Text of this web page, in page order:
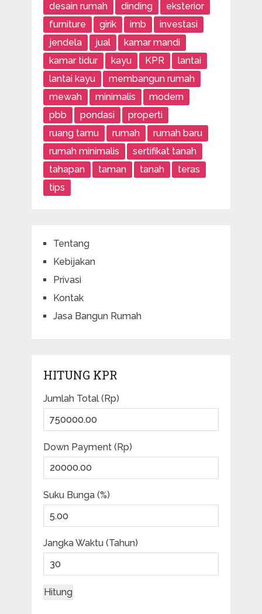
desain rumah
dinding
eksterior
furniture
girik imb
investasi
jendela
jual
kamar mandi
kamar tidur
kayu KPR
lantai
lantai kayu
membangun rumah
mewah
minimalis
modern
pbb
pondasi
properti
ruang tamu
rumah
rumah baru
rumah minimalis
sertifikat tanah
tahapan
taman tanah
teras
tips
Tentang
Kebijakan
Privasi
Kontak
Jasa Bangun Rumah
HITUNG KPR
Jumlah Total (Rp)
Down Payment (Rp)
Suku Bunga (%)
Jangka Waktu (Tahun)